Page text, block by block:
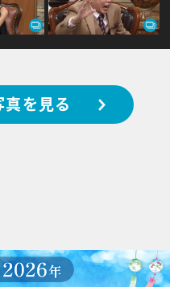
真を見る